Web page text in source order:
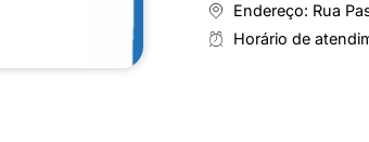
Endereço: Rua
Horário de